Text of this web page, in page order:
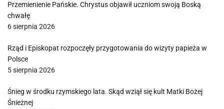
Przemienienie Pańskie. Chrystus objawił uczniom swoją Boską
chwałę
6 sierpnia 2026
Rząd i Episkopat rozpoczęły przygotowania do wizyty papieża w
Polsce
5 sierpnia 2026
Śnieg w środku rzymskiego lata. Skąd wziął się kult Matki Bożej
Śnieżnej